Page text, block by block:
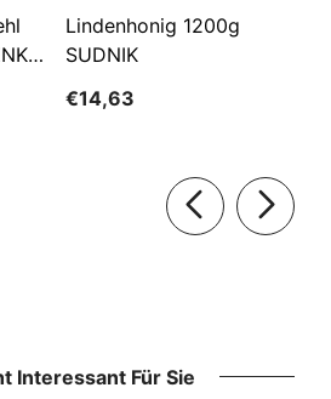
Lindenhonig 1200g
SUDNIK
€14,63
Interessant Für Sie